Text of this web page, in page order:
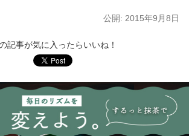
公開: 2015年9月8日